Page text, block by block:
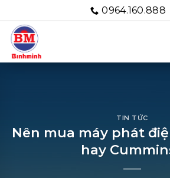
qua
nội
dung
0964.160.888
TIN TỨC
Nên mua máy phát
hay